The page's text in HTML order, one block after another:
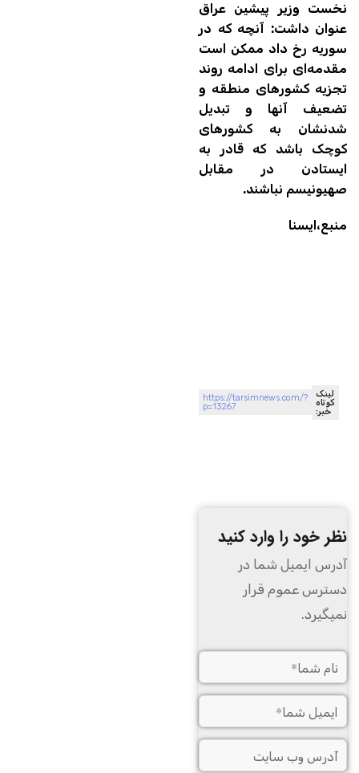
نخست وزیر پیشین عراق
عنوان داشت: آنچه که در
سوریه رخ داد ممکن است
مقدمه‌ای برای ادامه روند
تجزیه کشورهای منطقه و
تضعیف آنها و تبدیل
شدنشان به کشورهای
کوچک باشد که قادر به
ایستادن در مقابل
صهیونیسم نباشند.
منبع،ایسنا
لینک
کوتاه
خبر:
https://tarsimnews.com/?
p=13267
نظر خود را وارد کنید
آدرس ایمیل شما در
دسترس عموم قرار
نمیگیرد.